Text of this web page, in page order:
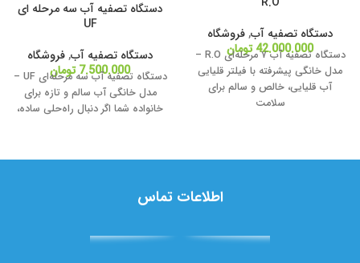
دستگاه تصفیه آب,فروشگاه
42.000.000 تومان
دستگاه تصفیه آب ۷ مرحله‌ای R.O –
مدل خانگی پیشرفته با فیلتر قلیایی
آب قلیایی، خالص و سالم برای
سلامت
دستگاه تصفیه آب سه مرحله ای
UF
دستگاه تصفیه آب,فروشگاه
7.500.000تومان
دستگاه تصفیه آب سه مرحله‌ای UF –
مدل خانگی آب سالم و تازه برای
خانواده شما اگر دنبال راه‌حلی ساده،
اطلاعات تماس